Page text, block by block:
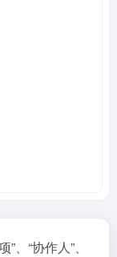
、“协作人”、